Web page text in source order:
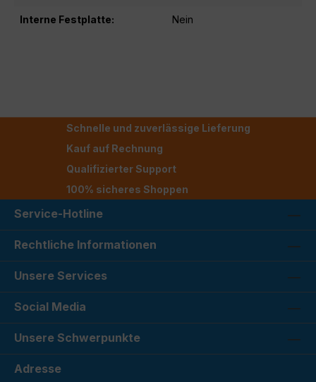
Interne Festplatte: Nein
Schnelle und zuverlässige Lieferung
Kauf auf Rechnung
Qualifizierter Support
100% sicheres Shoppen
Service-Hotline
Rechtliche Informationen
Unsere Services
Social Media
Unsere Schwerpunkte
Adresse